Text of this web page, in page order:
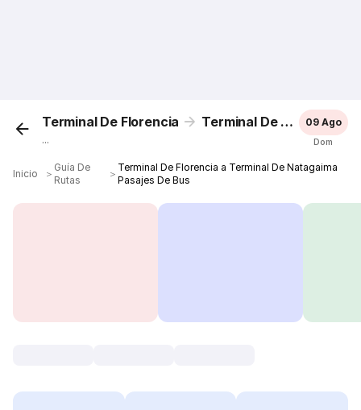
Terminal De Florencia Terminal De Natagaima
...
09 Ago
Dom
Inicio ＞
Guía De
Rutas
＞
Terminal De Florencia a Terminal De Natagaima
Pasajes De Bus